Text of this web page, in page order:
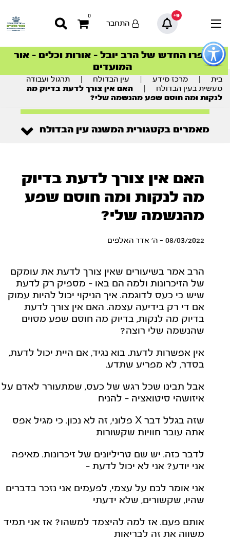
כפתור
לפתיחת
תפריט
9+
0
התחבר
סדרות הפודקאסטים
הסדרה המובילה החודש – דרך המלך
ספרו החדש של הרב יובל – אורות וכלים – אור
המועדים
הצטרפו למהפכת הבריאות הטבעית >
סדרות הפודקאסטים
הסדרה המובילה החודש – דרך המלך
בית מרכז מידע עין הבדולח
תרגול ועבודה
מעשית בעין הבדולח
האם אין צורך לדעת בדיוק מה
לנקות ומה חוסם שפע מהנשמה שלי?
מאמרים בקטגורית המשנה עין הבדולח
האם אין צורך לדעת בדיוק
מה לנקות ומה חוסם שפע
מהנשמה שלי?
08/03/2022 - ה' אדר האלפים
הרב אמר בשיעורים שאין צורך לדעת את עומקם
של הזיכרונות ולמה הם באו – מספיק רק לדעת
שיש בי כעס לדוגמה. איך הניקוי יכול להיות עמוק
אם די רק בידיעה עצמה. האם אין צורך לדעת
בדיוק מה לנקות, בדיוק מה חוסם שפע מסוים
שהנשמה שלי רוצה?
אין אפשרות לדעת. בוא נגיד, אם היית יכול לדעת,
בסדר, לא מפריע שתדע.
אבל תבינו שכל רגש של כעס, שמתעורר לאדם על
איזושהי סיטואציה – להניח
שזה בגלל דבר X פלוני, זה לא נכון. כי מגיל אפס
אתה עובר חוויות שקשורות
לדבר כזה. יש שם טריליונים של זיכרונות. מאיפה
אני יודע? אני לא יכול לדעת –
אני אומר לכם על עצמי, לפעמים אני נזכר בדברים
שהיו, שקשורים, שלא ידעתי
אותם פעם. אז למה להיצמד למשהו? אז אני תמיד
משווה את זה לבריאות